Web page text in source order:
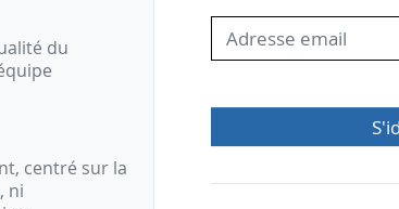
du
centré sur la
ni